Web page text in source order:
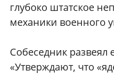
глубоко штатское
механики военного
Собеседник
«Утверждают, что